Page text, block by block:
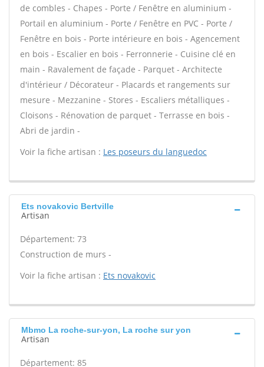
de combles - Chapes - Porte / Fenêtre en aluminium -
Portail en aluminium - Porte / Fenêtre en PVC - Porte /
Fenêtre en bois - Porte intérieure en bois - Agencement
en bois - Escalier en bois - Ferronnerie - Cuisine clé en
main - Ravalement de façade - Parquet - Architecte
d'intérieur / Décorateur - Placards et rangements sur
mesure - Mezzanine - Stores - Escaliers métalliques -
Cloisons - Rénovation de parquet - Terrasse en bois -
Abri de jardin -
Voir la fiche artisan : Les poseurs du languedoc
Ets novakovic Bertville
Artisan
Département: 73
Construction de murs -
Voir la fiche artisan : Ets novakovic
Mbmo La roche-sur-yon, La roche sur yon
Artisan
Département: 85